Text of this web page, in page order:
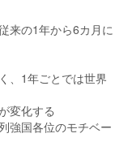
来の1年から6カ月に
、1年ごとでは世界
変化する
強国各位のモチベー